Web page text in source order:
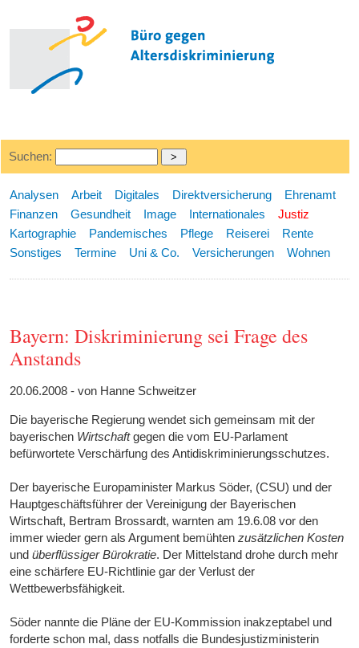
Suchen:
Analysen Arbeit Digitales Direktversicherung
Ehrenamt
Finanzen
Gesundheit Image Internationales
Justiz
Kartographie
Pandemisches Pflege Reiserei
Rente
Sonstiges
Termine Uni & Co. Versicherungen Wohnen
Bayern: Diskriminierung sei Frage des
Anstands
20.06.2008 - von Hanne Schweitzer
Die bayerische Regierung wendet sich gemeinsam mit der
bayerischen Wirtschaftgegen die vom EU-Parlament
befürwortete Verschärfung des Antidiskriminierungsschutzes.
Der bayerische Europaminister Markus Söder, (CSU) und der
Hauptgeschäftsführer der Vereinigung der Bayerischen
Wirtschaft, Bertram Brossardt, warnten am 19.6.08 vor den
immer wieder gern als Argument bemühtenzusätzlichen Kosten
undüberflüssiger Bürokratie. Der Mittelstand drohe durch mehr
eine schärfere EU-Richtlinie gar der Verlust der
Wettbewerbsfähigkeit.
Söder nannte die Pläne der EU-Kommission inakzeptabel und
forderte schon mal, dass notfalls die Bundesjustizministerin